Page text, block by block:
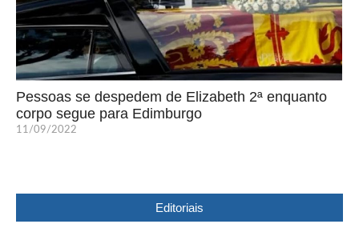
Pessoas se despedem de Elizabeth 2ª enquanto
corpo segue para Edimburgo
11/09/2022
Editoriais